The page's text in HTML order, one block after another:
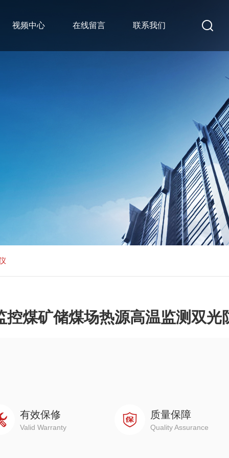
视频中心 在线留言 联系我们
控煤矿储煤场热源高温监测双光
有效保修
Valid Warranty
质量保障
Quality Assurance